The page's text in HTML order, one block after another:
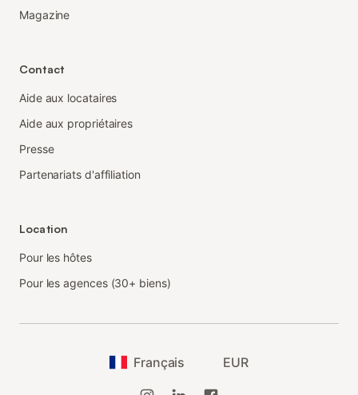
Magazine
Contact
Aide aux locataires
Aide aux propriétaires
Presse
Partenariats d'affiliation
Location
Pour les hôtes
Pour les agences (30+ biens)
Français EUR